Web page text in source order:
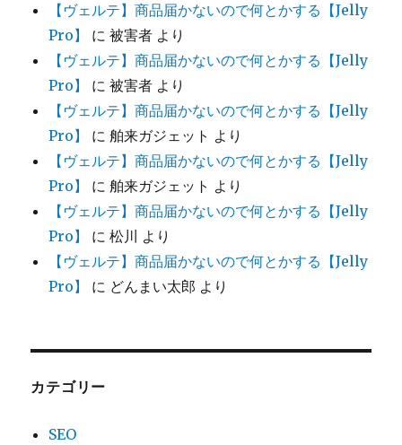
【ヴェルテ】商品届かないので何とかする【Jelly
Pro】
に被害者 より
【ヴェルテ】商品届かないので何とかする【Jelly
Pro】
に被害者 より
【ヴェルテ】商品届かないので何とかする【Jelly
Pro】
に舶来ガジェット より
【ヴェルテ】商品届かないので何とかする【Jelly
Pro】
に舶来ガジェット より
【ヴェルテ】商品届かないので何とかする【Jelly
Pro】
に松川 より
【ヴェルテ】商品届かないので何とかする【Jelly
Pro】
に どんまい太郎 より
カテゴリー
SEO